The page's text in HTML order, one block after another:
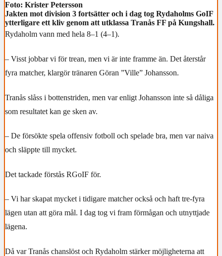
Foto: Krister Petersson
Jakten mot division 3 fortsätter och i dag tog Rydaholms GoIF
ytterligare ett kliv genom att utklassa Tranås FF på Kungshall.
Rydaholm vann med hela 8–1 (4–1).
– Visst jobbar vi för trean, men vi är inte framme än. Det återstår
fyra matcher, klargör tränaren Göran ”Ville” Johansson.
Tranås slåss i bottenstriden, men var enligt Johansson inte så dåliga
som resultatet kan ge sken av.
– De försökte spela offensiv fotboll och spelade bra, men var naiva
och släppte till mycket.
Det tackade förstås RGoIF för.
– Vi har skapat mycket i tidigare matcher också och haft tre-fyra
lägen utan att göra mål. I dag tog vi fram förmågan och utnyttjade
lägena.
Då var Tranås chanslöst och Rydaholm stärker möjligheterna att